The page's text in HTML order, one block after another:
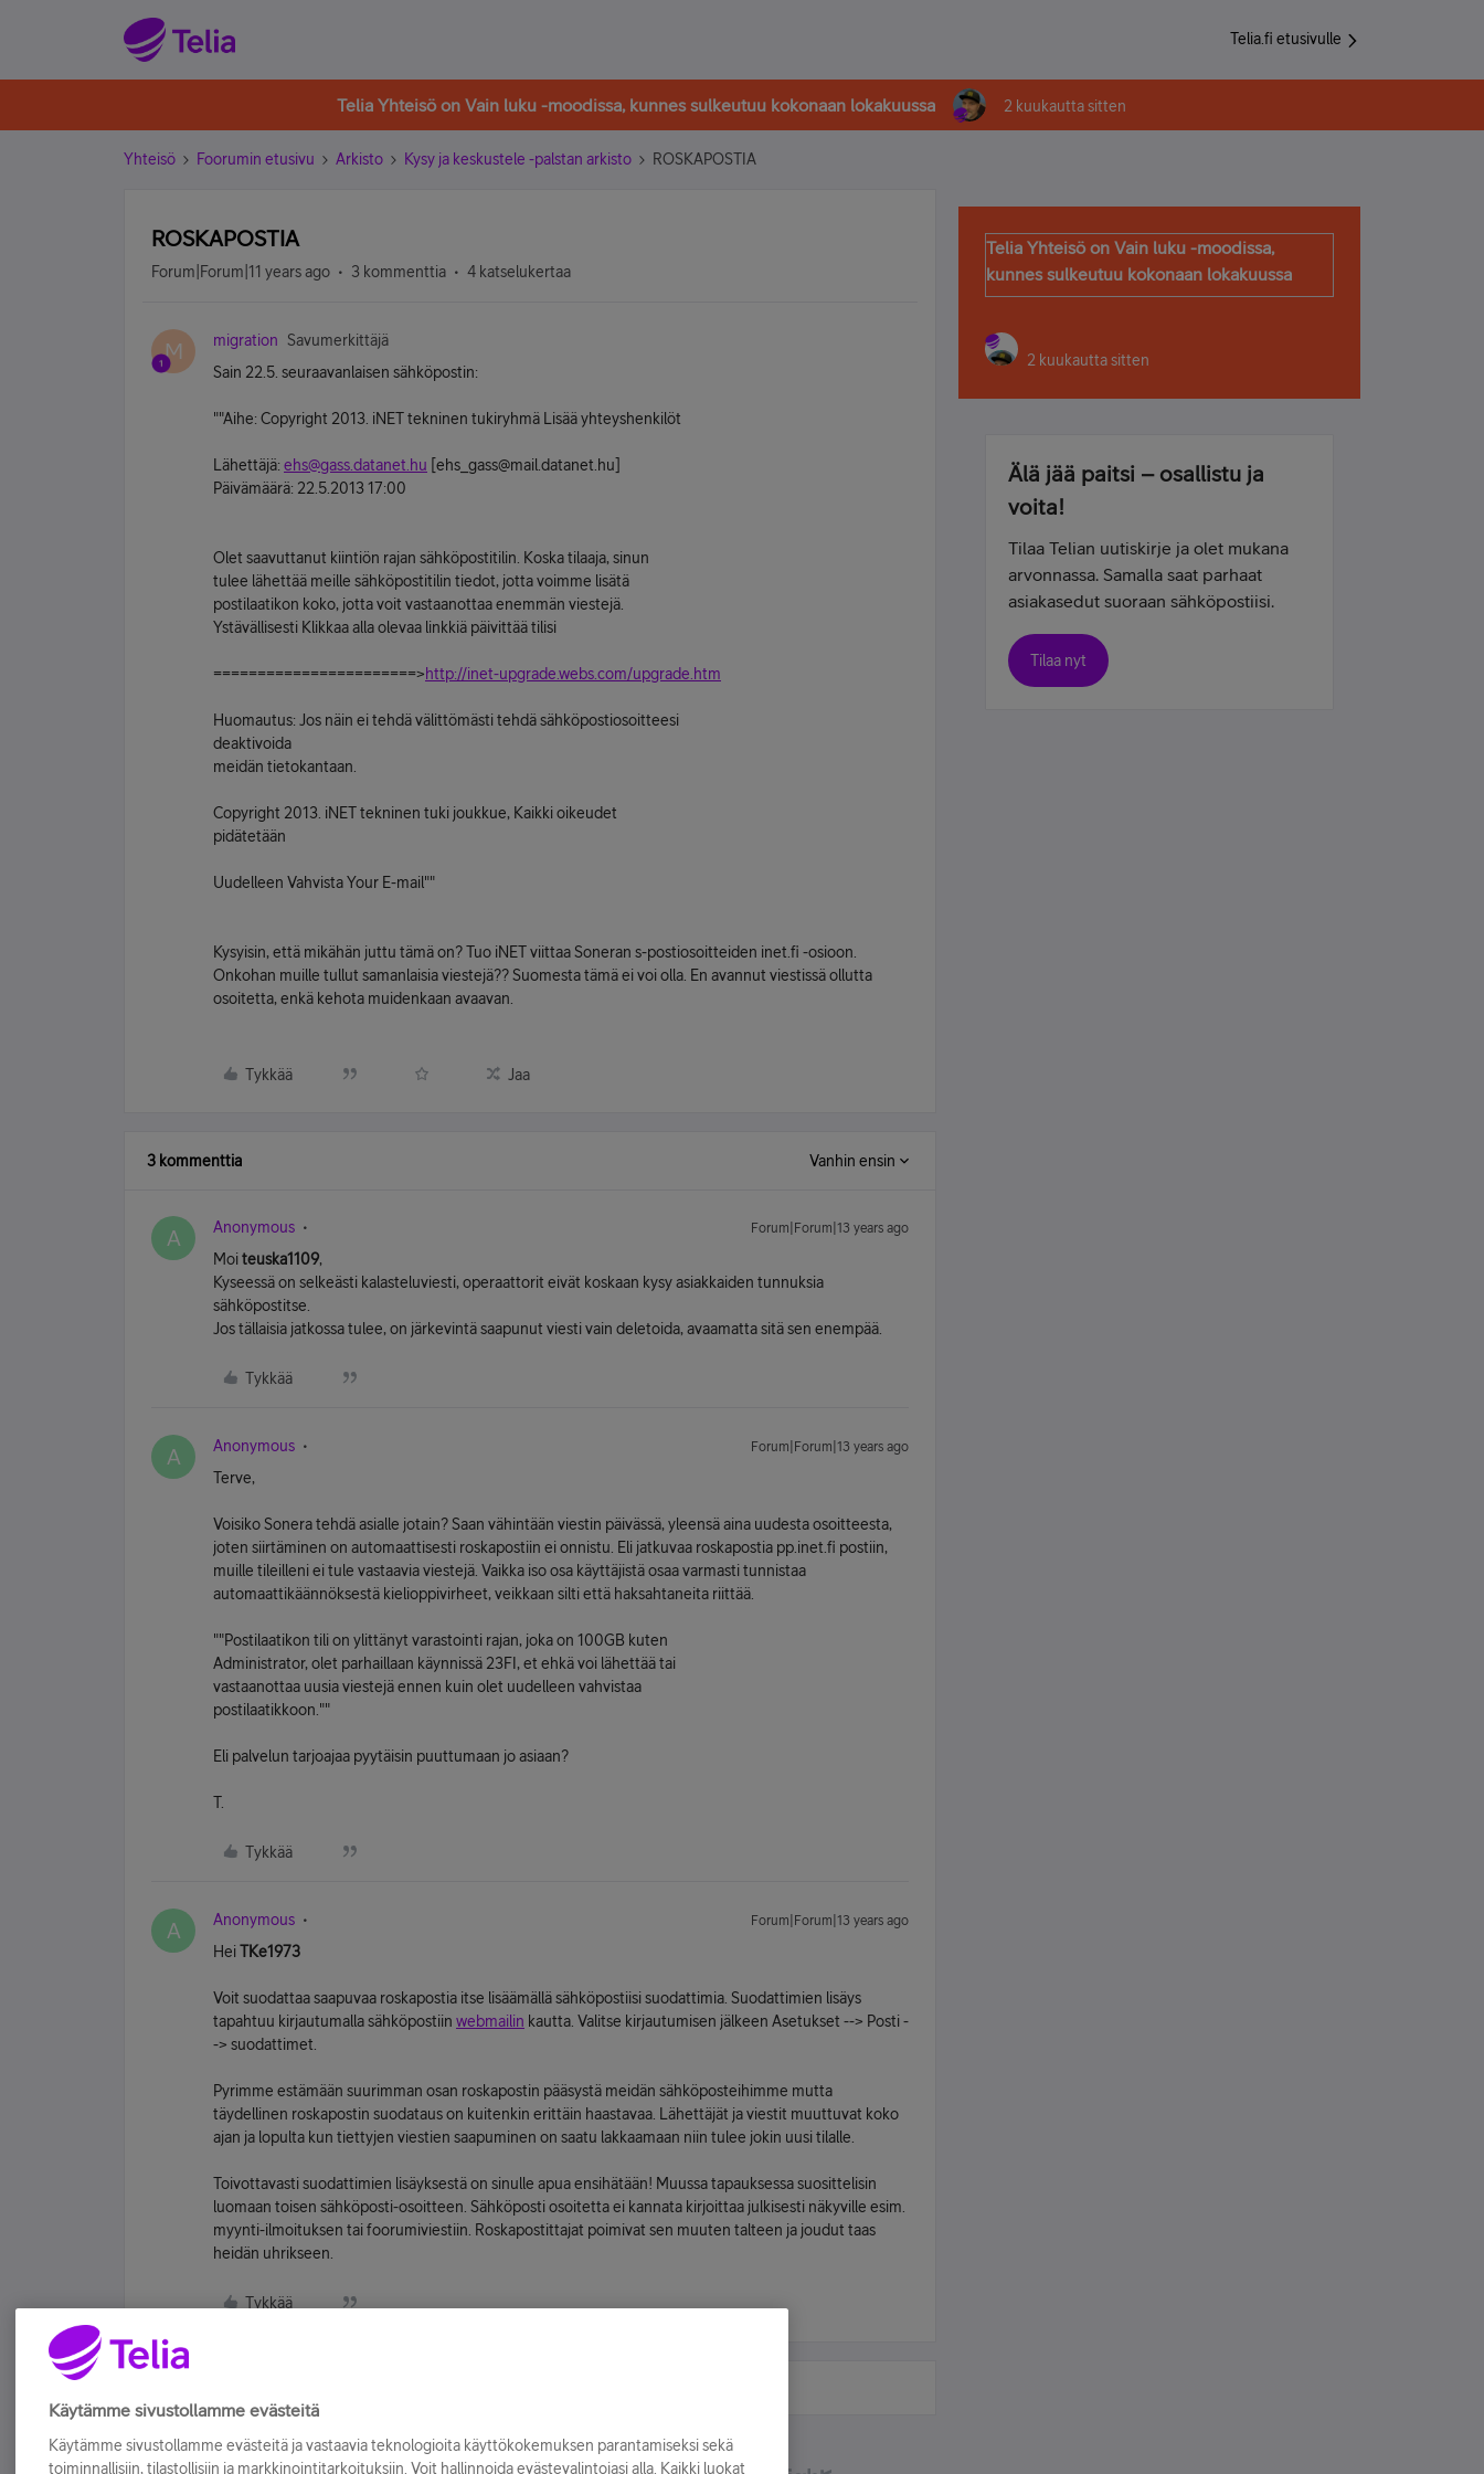
Telia.fi etusivulle
Telia Yhteisö on Vain luku -moodissa, kunnes sulkeutuu kokonaan lokakuussa 2 kuukautta sitten
Yhteisö Foorumin etusivu Arkisto Kysy ja keskustele -palstan arkisto ROSKAPOSTIA
ROSKAPOSTIA
Forum|Forum|11 years ago 3 kommenttia 4 katselukertaa
M migration
Savumerkittäjä
Sain 22.5. seuraavanlaisen sähköpostin:
""Aihe: Copyright 2013. iNET tekninen tukiryhmä Lisää yhteyshenkilöt
Lähettäjä: ehs@gass.datanet.hu [ehs_gass@mail.datanet.hu]
Päivämäärä: 22.5.2013 17:00
Olet saavuttanut kiintiön rajan sähköpostitilin. Koska tilaaja, sinun
tulee lähettää meille sähköpostitilin tiedot, jotta voimme lisätä
postilaatikon koko, jotta voit vastaanottaa enemmän viestejä.
Ystävällisesti Klikkaa alla olevaa linkkiä päivittää tilisi
=======================>http://inet-upgrade.webs.com/upgrade.htm
Huomautus: Jos näin ei tehdä välittömästi tehdä sähköpostiosoitteesi
deaktivoida
meidän tietokantaan.
Copyright 2013. iNET tekninen tuki joukkue, Kaikki oikeudet
pidätetään
Uudelleen Vahvista Your E-mail""
Kysyisin, että mikähän juttu tämä on? Tuo iNET viittaa Soneran s-postiosoitteiden inet.fi -osioon.
Onkohan muille tullut samanlaisia viestejä?? Suomesta tämä ei voi olla. En avannut viestissä ollutta
osoitetta, enkä kehota muidenkaan avaavan.
Tykkää Jaa
3 kommenttia Vanhin ensin
A Anonymous Forum|Forum|13 years ago
Moiteuska1109,
Kyseessä on selkeästi kalasteluviesti, operaattorit eivät koskaan kysy asiakkaiden tunnuksia
sähköpostitse.
Jos tällaisia jatkossa tulee, on järkevintä saapunut viesti vain deletoida, avaamatta sitä sen enempää.
Tykkää
A Anonymous Forum|Forum|13 years ago
Terve,
Voisiko Sonera tehdä asialle jotain? Saan vähintään viestin päivässä, yleensä aina uudesta osoitteesta,
joten siirtäminen on automaattisesti roskapostiin ei onnistu. Eli jatkuvaa roskapostia pp.inet.fi postiin,
muille tileilleni ei tule vastaavia viestejä. Vaikka iso osa käyttäjistä osaa varmasti tunnistaa
automaattikäännöksestä kielioppivirheet, veikkaan silti että haksahtaneita riittää.
""Postilaatikon tili on ylittänyt varastointi rajan, joka on 100GB kuten
Administrator, olet parhaillaan käynnissä 23FI, et ehkä voi lähettää tai
vastaanottaa uusia viestejä ennen kuin olet uudelleen vahvistaa
postilaatikkoon.""
Eli palvelun tarjoajaa pyytäisin puuttumaan jo asiaan?
T.
Tykkää
A Anonymous Forum|Forum|13 years ago
HeiTKe1973
Voit suodattaa saapuvaa roskapostia itse lisäämällä sähköpostiisi suodattimia. Suodattimien lisäys
tapahtuu kirjautumalla sähköpostiin webmailin kautta. Valitse kirjautumisen jälkeen Asetukset --> Posti -
-> suodattimet.
Pyrimme estämään suurimman osan roskapostin pääsystä meidän sähköposteihimme mutta
täydellinen roskapostin suodataus on kuitenkin erittäin haastavaa. Lähettäjät ja viestit muuttuvat koko
ajan ja lopulta kun tiettyjen viestien saapuminen on saatu lakkaamaan niin tulee jokin uusi tilalle.
Toivottavasti suodattimien lisäyksestä on sinulle apua ensihätään! Muussa tapauksessa suosittelisin
luomaan toisen sähköposti-osoitteen. Sähköposti osoitetta ei kannata kirjoittaa julkisesti näkyville esim.
myynti-ilmoituksen tai foorumiviestiin. Roskapostittajat poimivat sen muuten talteen ja joudut taas
heidän uhrikseen.
Tykkää
Telia Yhteisö on Vain luku -moodissa,
kunnes sulkeutuu kokonaan lokakuussa
2 kuukautta sitten
Älä jää paitsi – osallistu ja
voita!
Tilaa Telian uutiskirje ja olet mukana
arvonnassa. Samalla saat parhaat
asiakasedut suoraan sähköpostiisi.
Tilaa nyt
Käytämme sivustollamme evästeitä
Käytämme sivustollamme evästeitä ja vastaavia teknologioita käyttökokemuksen parantamiseksi sekä
toiminnallisiin, tilastollisiin ja markkinointitarkoituksiin. Voit hallinnoida evästevalintojasi alla. Kaikki luokat